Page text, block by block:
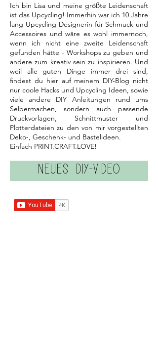
Ich bin Lisa und meine größte Leidenschaft
ist das Upcycling! Immerhin war ich 10 Jahre
lang Upcycling-Designerin für Schmuck und
Accessoires und wäre es wohl immernoch,
wenn ich nicht eine zweite Leidenschaft
gefunden hätte - Workshops zu geben und
andere zum kreativ sein zu inspirieren. Und
weil alle guten Dinge immer drei sind,
findest du hier auf meinem DIY-Blog nicht
nur coole Hacks und Upcycling Ideen, sowie
viele andere DIY Anleitungen rund ums
Selbermachen, sondern auch passende
Druckvorlagen, Schnittmuster und
Plotterdateien zu den von mir vorgestellten
Deko-, Geschenk- und Bastelideen.
Einfach PRINT.CRAFT.LOVE!
NEUES DIY-VIDEO